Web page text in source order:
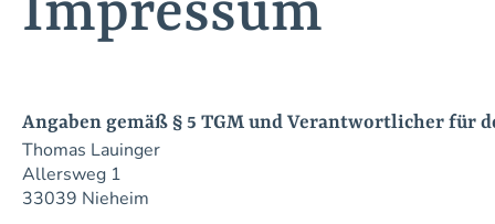
Impressum
Angaben gemäß § 5 TGM und Verantwortlicher für
Thomas Lauinger
Allersweg 1
33039 Nieheim